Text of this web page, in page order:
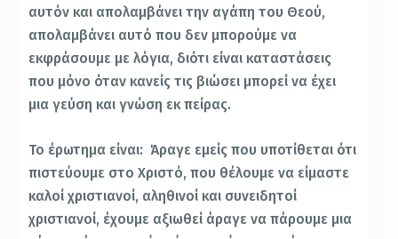
αυτόν και απολαμβάνει την αγάπη του Θεού,
απολαμβάνει αυτό που δεν μπορούμε να
εκφράσουμε με λόγια, διότι είναι καταστάσεις
που μόνο όταν κανείς τις βιώσει μπορεί να έχει
μια γεύση και γνώση εκ πείρας.
Το έρωτημα είναι: Άραγε εμείς που υποτίθεται ότι
πιστεύουμε στο Χριστό, που θέλουμε να είμαστε
καλοί χριστιανοί, αληθινοί και συνειδητοί
χριστιανοί, έχουμε αξιωθεί άραγε να πάρουμε μια